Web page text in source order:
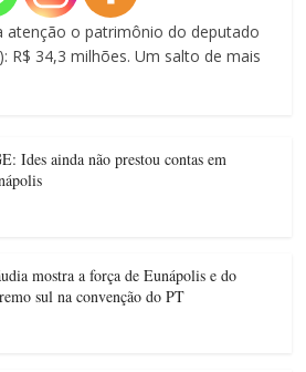
atenção o patrimônio do deputado
R$ 34,3 milhões. Um salto de mais
Ides ainda não prestou contas em
mostra a força de Eunápolis e do
sul na convenção do PT